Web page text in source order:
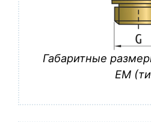
Габаритные
EM